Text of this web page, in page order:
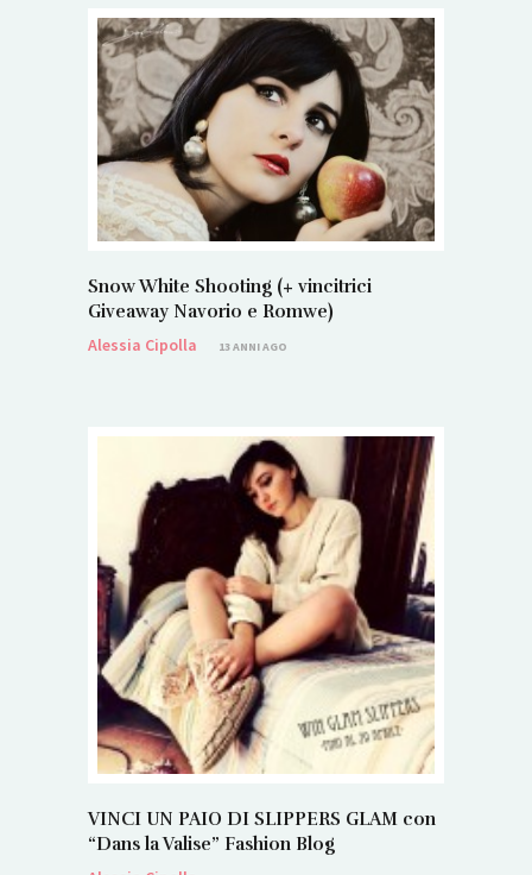
Snow White Shooting (+ vincitrici
Giveaway Navorio e Romwe)
Alessia Cipolla
13 ANNI AGO
VINCI UN PAIO DI SLIPPERS GLAM con
“Dans la Valise” Fashion Blog